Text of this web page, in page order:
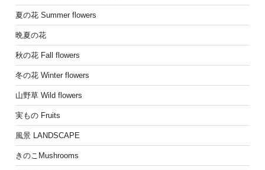
夏の花 Summer flowers
晩夏の花
秋の花 Fall flowers
冬の花 Winter flowers
山野草 Wild flowers
実もの Fruits
風景 LANDSCAPE
きのこMushrooms